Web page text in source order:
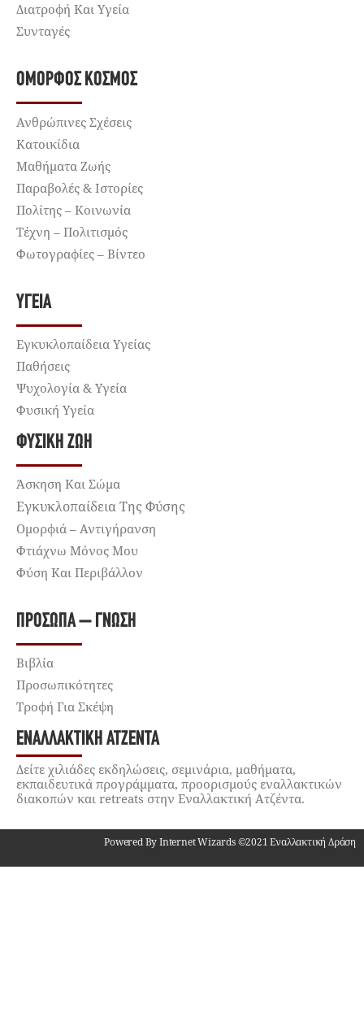
Διατροφή Και Υγεία
Συνταγές
ΌΜΟΡΦΟΣ ΚΌΣΜΟΣ
Ανθρώπινες Σχέσεις
Κατοικίδια
Μαθήματα Ζωής
Παραβολές & Ιστορίες
Πολίτης – Κοινωνία
Τέχνη – Πολιτισμός
Φωτογραφίες – Βίντεο
ΥΓΕΊΑ
Εγκυκλοπαίδεια Υγείας
Παθήσεις
Ψυχολογία & Υγεία
Φυσική Υγεία
ΦΥΣΙΚΉ ΖΩΉ
Άσκηση Και Σώμα
Εγκυκλοπαίδεια Της Φύσης
Ομορφιά – Αντιγήρανση
Φτιάχνω Μόνος Μου
Φύση Και Περιβάλλον
ΠΡΌΣΩΠΑ – ΓΝΏΣΗ
Βιβλία
Προσωπικότητες
Τροφή Για Σκέψη
ΕΝΑΛΛΑΚΤΙΚΉ ΑΤΖΈΝΤΑ
Δείτε χιλιάδες εκδηλώσεις, σεμινάρια, μαθήματα,
εκπαιδευτικά προγράμματα, προορισμούς εναλλακτικών
διακοπών και retreats στην Εναλλακτική Ατζέντα.
Powered By Internet Wizards ©2021 Εναλλακτική Δράση